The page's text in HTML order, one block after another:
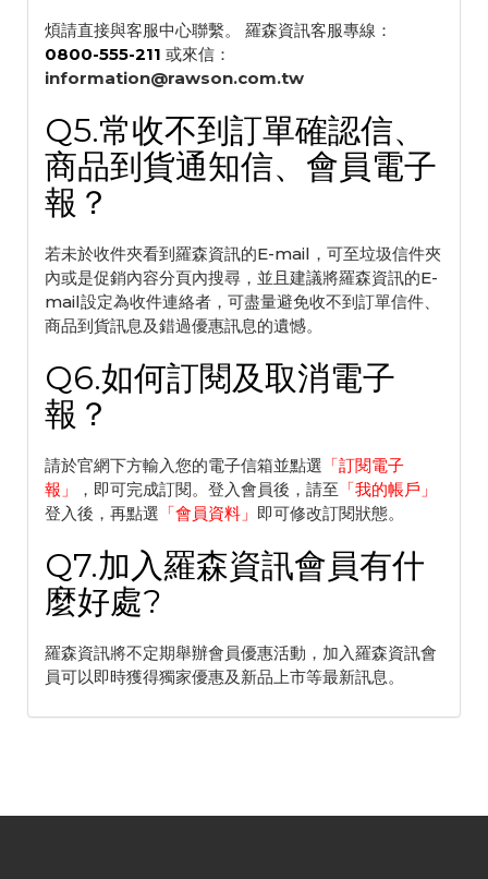
煩請直接與客服中心聯繫。 羅森資訊客服專線：
0800-555-211 或來信：
information@rawson.com.tw
Q5.常收不到訂單確認信、
商品到貨通知信、會員電子
報？
若未於收件夾看到羅森資訊的E-mail，可至垃圾信件夾
內或是促銷內容分頁內搜尋，並且建議將羅森資訊的E-
mail設定為收件連絡者，可盡量避免收不到訂單信件、
商品到貨訊息及錯過優惠訊息的遺憾。
Q6.如何訂閱及取消電子
報？
請於官網下方輸入您的電子信箱並點選 「訂閱電子
報 」 ，即可完成訂閱。登入會員後，請至 「我的帳戶 」
登入後，再點選 「會員資料 」 即可修改訂閱狀態。
Q7.加入羅森資訊會員有什
麼好處?
羅森資訊將不定期舉辦會員優惠活動，加入羅森資訊會
員可以即時獲得獨家優惠及新品上市等最新訊息。